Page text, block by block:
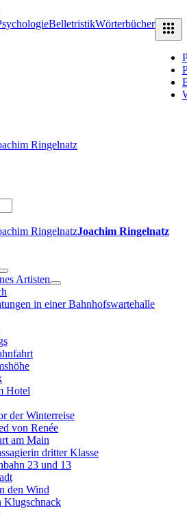
BelletristikWörterbücher
Joachim Ringelnatz
Artisten
in einer Bahnhofswartehalle
Hotel
der Winterreise
von Renée
am Main
dritter Klasse
23 und 13
den Wind
Klugschnack